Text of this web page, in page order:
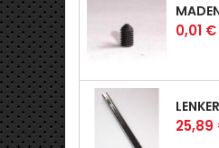
Preis
0,01 €
Preis
25,89